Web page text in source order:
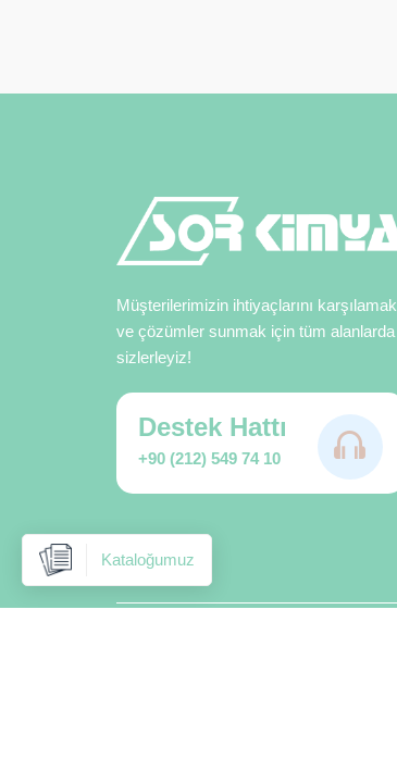
Müşterilerimizin ihtiyaçlarını karşılamak
ve çözümler sunmak için tüm alanlarda
sizlerleyiz!
Destek Hattı
+90 (212) 549 74 10
Kataloğumuz